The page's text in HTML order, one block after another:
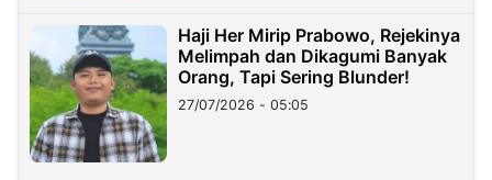
Haji Her Mirip Prabowo, Rejekinya
Melimpah dan Dikagumi Banyak
Orang, Tapi Sering Blunder!
27/07/2026 - 05:05